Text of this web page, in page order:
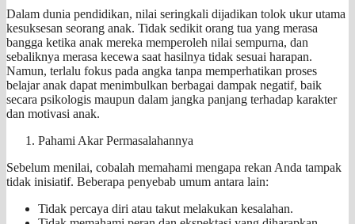
Dalam dunia pendidikan, nilai seringkali dijadikan tolok ukur utama
kesuksesan seorang anak. Tidak sedikit orang tua yang merasa
bangga ketika anak mereka memperoleh nilai sempurna, dan
sebaliknya merasa kecewa saat hasilnya tidak sesuai harapan.
Namun, terlalu fokus pada angka tanpa memperhatikan proses
belajar anak dapat menimbulkan berbagai dampak negatif, baik
secara psikologis maupun dalam jangka panjang terhadap karakter
dan motivasi anak.
Pahami Akar Permasalahannya
Sebelum menilai, cobalah memahami mengapa rekan Anda tampak
tidak inisiatif. Beberapa penyebab umum antara lain:
Tidak percaya diri atau takut melakukan kesalahan.